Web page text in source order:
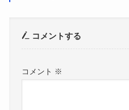
コメントする
コメント ※